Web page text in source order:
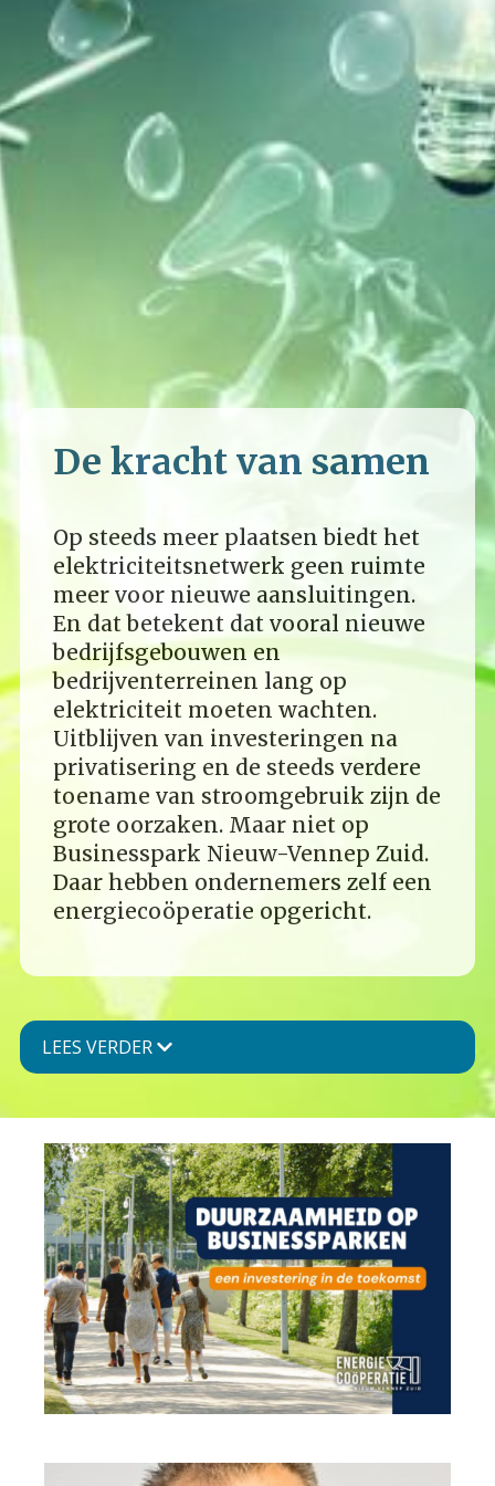
De kracht van samen
Op steeds meer plaatsen biedt het
elektriciteitsnetwerk geen ruimte
meer voor nieuwe aansluitingen.
En dat betekent dat vooral nieuwe
bedrijfsgebouwen en
bedrijventerreinen lang op
elektriciteit moeten wachten.
Uitblijven van investeringen na
privatisering en de steeds verdere
toename van stroomgebruik zijn de
grote oorzaken. Maar niet op
Businesspark Nieuw-Vennep Zuid.
Daar hebben ondernemers zelf een
energiecoöperatie opgericht.
LEES VERDER